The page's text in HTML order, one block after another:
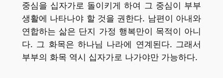
중심을 십자가로 돌이키게 하여 그 중심이 부부
생활에 나타나야 할 것을 권한다. 남편이 아내와
연합하는 삶은 단지 가정 행복만이 목적이 아니
다. 그 화목은 하나님 나라에 연계된다. 그래서
부부의 화목 역시 십자가로 나가야만 가능하다.